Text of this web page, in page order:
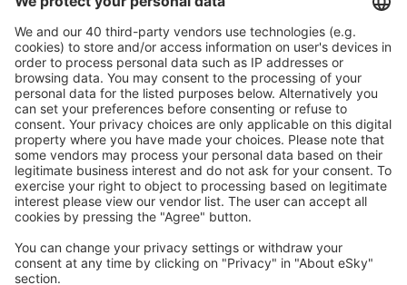
Žao nam je, ne možemo da prikažemo
rezultate
Pokušajte još jednom kad izaberete druge kriterijume
Copyright © eSky.ba. Sva prava zadržana.